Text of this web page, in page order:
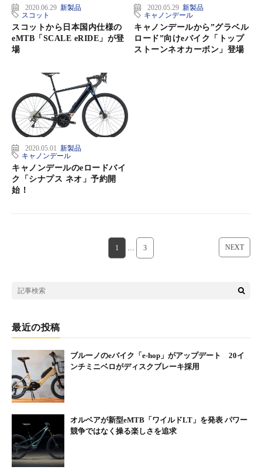
2020.06.29 新製品
スコット
スコットから日本国内仕様の
eMTB「SCALE eRIDE」が登
場
2020.05.29 新製品
キャノンデール
キャノンデールから”グラベル
ロード”向けeバイク「トップ
ストーンネオカーボン」登場
2020.05.01 新製品
キャノンデール
キャノンデールのeロードバイ
ク「シナプス ネオ」予約開
始！
1 … 3 NEXT
最近の投稿
ブルーノのeバイク「e-hop」がアップデート 20イ
ンチミニベロがディスクブレーキ採用
オルベアが新型eMTB「ワイルドLT」を発表 パワー
競争ではなく操る楽しさを追求